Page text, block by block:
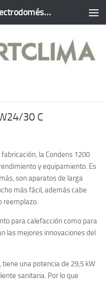
Blog sobre climatización y electrodomésticos
30 C
la Condens 1200
y equipamiento. Es
son aparatos de larga
más fácil, además cabe
para calefacción como para
las mejores innovaciones del
tiene una potencia de 29,5 kW
sanitaria. Por lo que